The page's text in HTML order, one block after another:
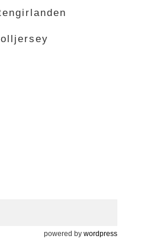
powered by wordpress